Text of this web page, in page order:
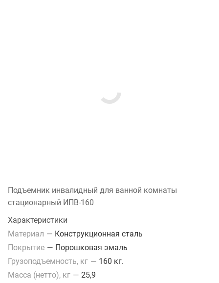
Подъемник инвалидный для ванной комнаты
стационарный ИПВ-160
Характеристики
Материал — Конструкционная сталь
Покрытие — Порошковая эмаль
Грузоподъемность, кг — 160 кг.
Масса (нетто), кг — 25,9